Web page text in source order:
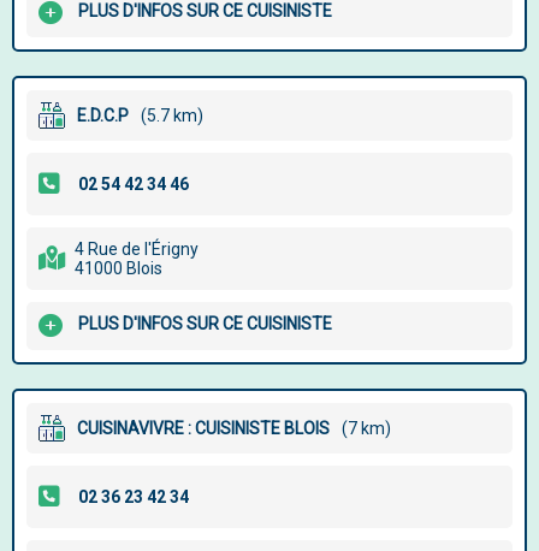
PLUS D'INFOS SUR CE CUISINISTE
E.D.C.P (5.7 km)
4 Rue de l'Érigny
41000 Blois
PLUS D'INFOS SUR CE CUISINISTE
CUISINAVIVRE : CUISINISTE BLOIS (7 km)